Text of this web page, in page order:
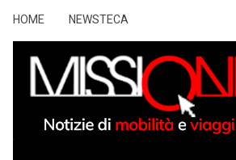
HOME NEWSTECA